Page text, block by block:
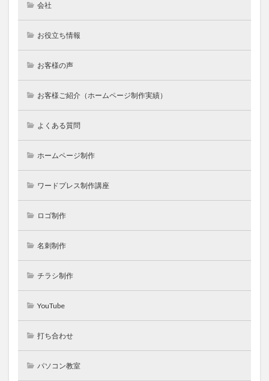
会社
お役立ち情報
お客様の声
お客様ご紹介（ホームページ制作実績）
よくある質問
ホームページ制作
ワードプレス制作講座
ロゴ制作
名刺制作
チラシ制作
YouTube
打ち合わせ
パソコン教室